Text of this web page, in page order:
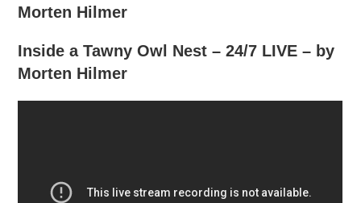
Morten Hilmer
Inside a Tawny Owl Nest – 24/7 LIVE – by
Morten Hilmer